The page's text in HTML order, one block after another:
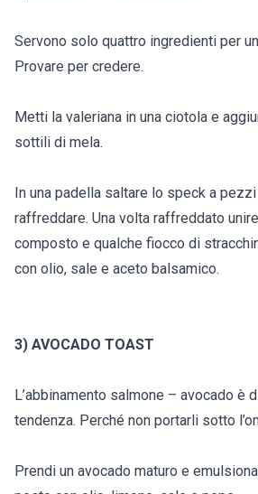
Servono solo quattro ingredienti per
Provare per credere.
Metti la valeriana in una ciotola e
sottili di mela.
In una padella saltare lo speck a
raffreddare. Una volta raffreddato
composto e qualche fiocco di
con olio, sale e aceto balsamico.
3) AVOCADO TOAST
L’abbinamento salmone – avocado è
tendenza. Perché non portarli sotto
Prendi un avocado maturo e